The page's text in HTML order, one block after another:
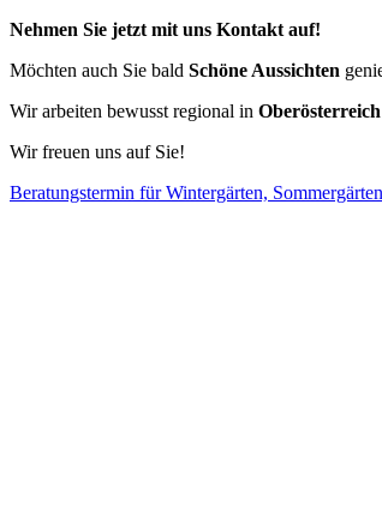
Nehmen Sie jetzt mit uns Kontakt auf!
Möchten auch Sie bald Schöne Aussichten
Wir arbeiten bewusst regional in Oberösterreich
Wir freuen uns auf Sie!
Beratungstermin für Wintergärten,